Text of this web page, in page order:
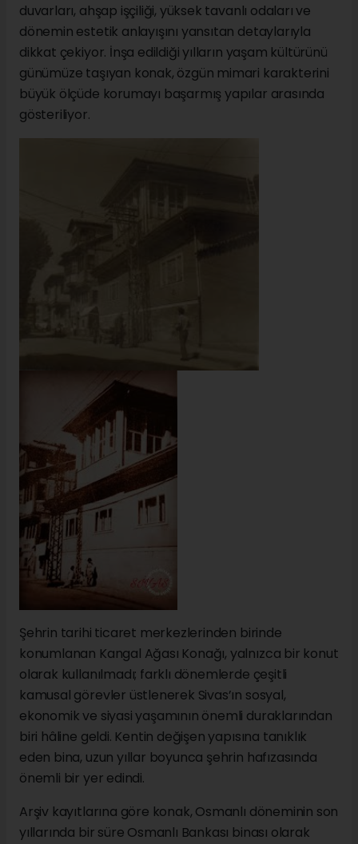
duvarları, ahşap işçiliği, yüksek tavanlı odaları ve
dönemin estetik anlayışını yansıtan detaylarıyla
dikkat çekiyor. İnşa edildiği yılların yaşam kültürünü
günümüze taşıyan konak, özgün mimari karakterini
büyük ölçüde korumayı başarmış yapılar arasında
gösteriliyor.
Şehrin tarihi ticaret merkezlerinden birinde
konumlanan Kangal Ağası Konağı, yalnızca bir konut
olarak kullanılmadı; farklı dönemlerde çeşitli
kamusal görevler üstlenerek Sivas’ın sosyal,
ekonomik ve siyasi yaşamının önemli duraklarından
biri hâline geldi. Kentin değişen yapısına tanıklık
eden bina, uzun yıllar boyunca şehrin hafızasında
önemli bir yer edindi.
Arşiv kayıtlarına göre konak, Osmanlı döneminin son
yıllarında bir süre Osmanlı Bankası binası olarak